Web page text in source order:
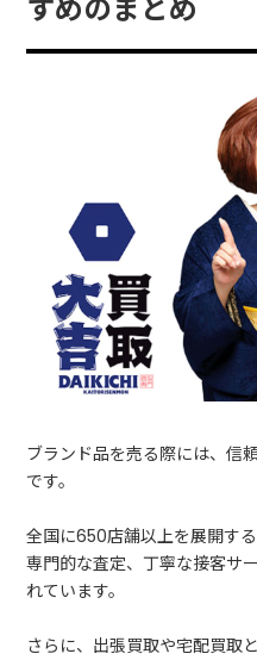
すめのまとめ
ブランド品を売る際には、信
です。
全国に650店舗以上を展開す
専門的な査定、丁寧な接客サ
れています。
さらに、出張買取や宅配買取